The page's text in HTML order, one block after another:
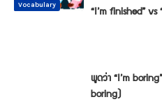
Conversation “I’m finished” vs
Vocabulary
พูดว่า “I’m
boring)
Vocabulary
Vocabulary
Vocabulary
Vocabulary